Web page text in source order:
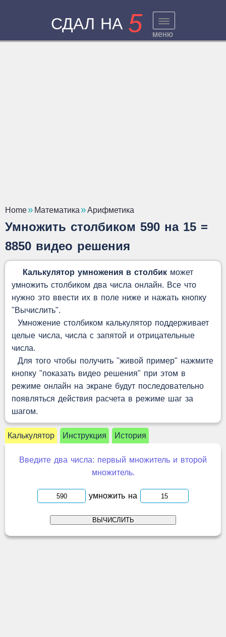
СДАЛ НА 5 меню
Home Математика Арифметика
Умножить столбиком 590 на 15 =
8850 видео решения
Калькулятор умножения в столбик может
умножить столбиком два числа онлайн. Все что
нужно это ввести их в поле ниже и нажать кнопку
"Вычислить".
Умножение столбиком калькулятор поддерживает
целые числа, числа с запятой и отрицательные
числа.
Для того чтобы получить "живой пример" нажмите
кнопку "показать видео решения" при этом в
режиме онлайн на экране будут последовательно
появляться действия расчета в режиме шаг за
шагом.
Калькулятор Инструкция История
Введите два числа: первый множитель и второй
множитель.
умножить на